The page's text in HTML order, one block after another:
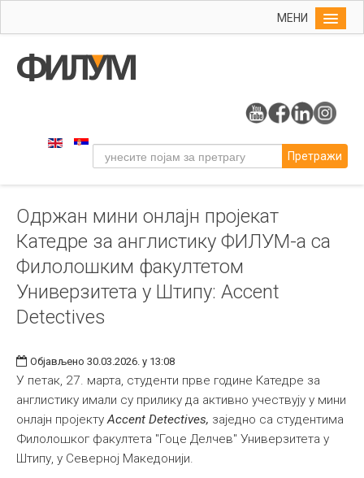
МЕНИ
Упис
Уметност
Издаваштво
Библиотека
Студенти
Међународна
Претражи
Одржан мини онлајн пројекат
Катедре за англистику ФИЛУМ-а са
Филолошким факултетом
Универзитета у Штипу: Accent
Detectives
Објављено 30.03.2026. у 13:08
У петак, 27. марта, студенти прве године Катедре за
англистику имали су прилику да активно учествују у мини
онлајн пројектуAccent Detectives, заједно са студентима
Филолошког факултета "Гоце Делчев" Универзитета у
Штипу, у Северној Македонији.